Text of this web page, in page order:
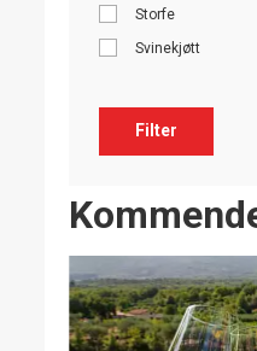
Storfe
Svinekjøtt
Filter
Events